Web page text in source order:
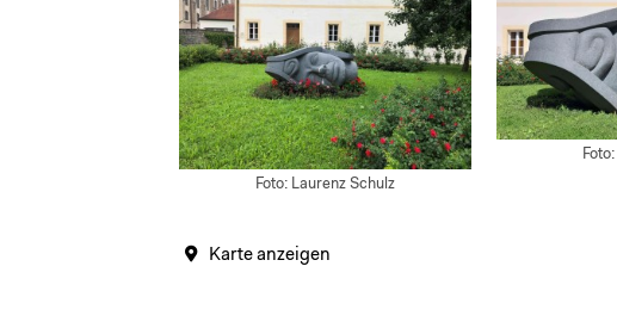
Foto: Laurenz Schulz
Karte anzeigen